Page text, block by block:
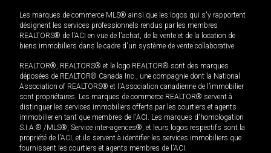
Les marques de commerce MLS® ainsi que les logos qui s'y rapportent
désignent les services professionnels rendus par les membres
REALTORS® de l'ACI en vue de l'achat, de la vente et de la location de
biens immobiliers dans le cadre d'un système de vente collaborative.
REALTOR®, REALTORS® et le logo REALTOR® sont des marques
déposées de REALTOR® Canada Inc., une compagnie dont la National
Association of REALTORS® et l'Association canadienne de l’immobilier
sont propriétaires. Les marques de commerce REALTOR® servent à
distinguer les services immobiliers offerts par les courtiers et agents
immobilier en tant que membres de l'ACI. Les marques d'homologation
S.I.A.® /MLS®, Service inter-agences®, et leurs logos respectifs sont la
propriété de l'ACI, et ils servent à identifier les services immobiliers que
fournissent les courtiers et agents membres de l'ACI.